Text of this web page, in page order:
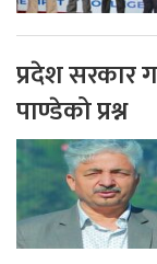
प्रदेश सरकार
पाण्डेको प्रश्न